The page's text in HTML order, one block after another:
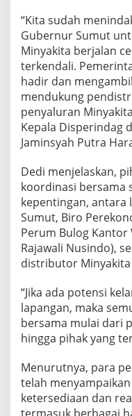
i
n
y
a
k
i
t
A
m
a
,
a
r
g
a
M
u
l
i
S
t
a
b
l
“Kita sudah
Gubernur Sumut
Minyakita berjalan
terkendali.
hadir dan
mendukung
penyaluran
Kepala Disperindag
Jaminsyah Putra
Dedi menjelaskan,
koordinasi bersama
kepentingan, antara
Sumut, Biro
Perum Bulog Kantor
Rajawali Nusindo),
distributor
“Jika ada potensi
lapangan, maka
bersama mulai dari
hingga pihak yang
Menurutnya, para
telah
ketersediaan dan